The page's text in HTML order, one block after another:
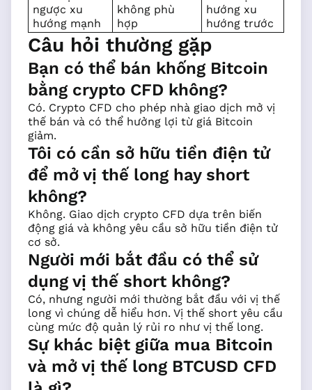
ngược xu
hướng mạnh
không phù
hợp
hướng xu
hướng trước
Câu hỏi thường gặp
Bạn có thể bán khống Bitcoin
bằng crypto CFD không?
Có. Crypto CFD cho phép nhà giao dịch mở vị
thế bán và có thể hưởng lợi từ giá Bitcoin
giảm.
Tôi có cần sở hữu tiền điện tử
để mở vị thế long hay short
không?
Không. Giao dịch crypto CFD dựa trên biến
động giá và không yêu cầu sở hữu tiền điện tử
cơ sở.
Người mới bắt đầu có thể sử
dụng vị thế short không?
Có, nhưng người mới thường bắt đầu với vị thế
long vì chúng dễ hiểu hơn. Vị thế short yêu cầu
cùng mức độ quản lý rủi ro như vị thế long.
Sự khác biệt giữa mua Bitcoin
và mở vị thế long BTCUSD CFD